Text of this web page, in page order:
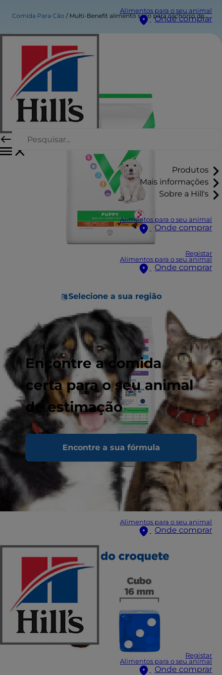
Alimentos para o seu animal
Onde comprar
Produtos
Mais informações
Sobre a Hill's
Alimentos para o seu animal
Onde comprar
Registar
Alimentos para o seu animal
Onde comprar
Selecione a sua região
Encontre a comida
certa para o seu animal
de estimação
Encontre a sua fórmula
Alimentos para o seu animal
Onde comprar
Registar
Alimentos para o seu animal
Onde comprar
Comida Para Cão Multi-Benefit alimento seco para cachorro de raça grande